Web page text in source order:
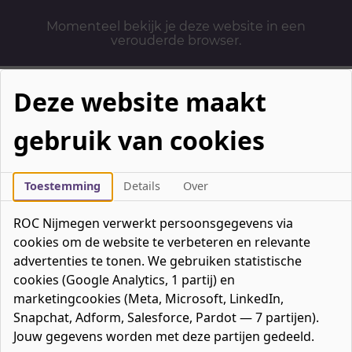
Momenteel bekijk je deze website in een
verouderde browser.
Mbo-opleidingen
Werken & Leren
Mavo / havo / vwo
Contact
Over ons
Bedrijven
Favorieten0favorieten
Mijn ROC
Zoeken
Deze website maakt
gebruik van cookies
Toestemming Details Over
ROC Nijmegen verwerkt persoonsgegevens via
cookies om de website te verbeteren en relevante
advertenties te tonen. We gebruiken statistische
cookies (Google Analytics, 1 partij) en
marketingcookies (Meta, Microsoft, LinkedIn,
Snapchat, Adform, Salesforce, Pardot — 7 partijen).
Jouw gegevens worden met deze partijen gedeeld.